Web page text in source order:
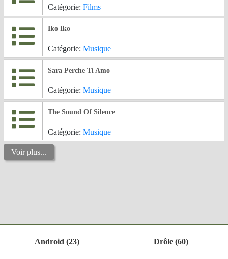
Catégorie: Films
Iko Iko
Catégorie: Musique
Sara Perche Ti Amo
Catégorie: Musique
The Sound Of Silence
Catégorie: Musique
Voir plus...
Android (23) Drôle (60)